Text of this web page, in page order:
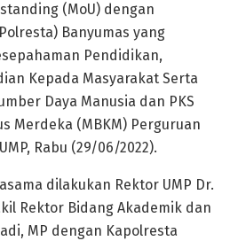
(MoU) dengan
Banyumas yang
Pendidikan,
Kepada Masyarakat Serta
Daya Manusia dan PKS
Merdeka (MBKM) Perguruan
Rabu (29/06/2022).
dilakukan Rektor UMP Dr.
Rektor Bidang Akademik dan
MP dengan Kapolresta